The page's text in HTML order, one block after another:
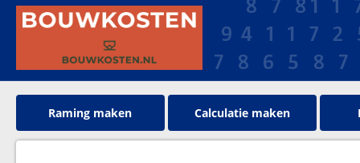
Raming maken Calculatie maken